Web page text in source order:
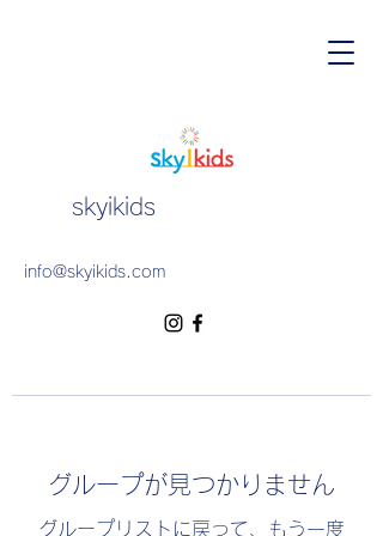
skyikids
info@skyikids.com
グループが見つかりません
グループリストに戻って、もう一度